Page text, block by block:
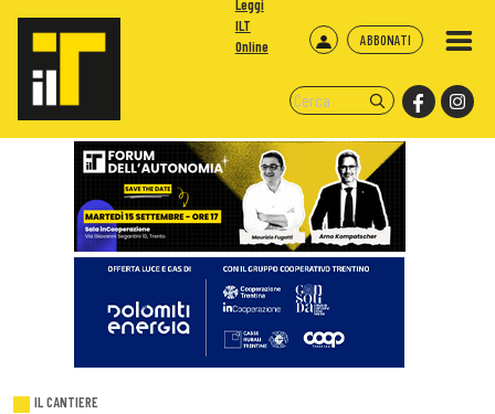
ABBONATI
Leggi
ILT
Online
IL CANTIERE